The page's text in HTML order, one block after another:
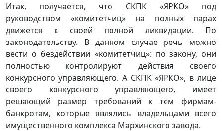
Итак, получается, что СКПК «ЯРКО» под
руководством «комитетчиц» на полных парах
движется к своей полной ликвидации. По
законодательству. В данном случае речь можно
вести о бездействии «комитетчиц»: по закону, они
полностью контролируют действия своего
конкурсного управляющего. А СКПК «ЯРКО», в лице
своего конкурсного управляющего, имеет
решающий размер требований к тем фирмам-
банкротам, которые являлись владельцами всего
имущественного комплекса Мархинского завода.